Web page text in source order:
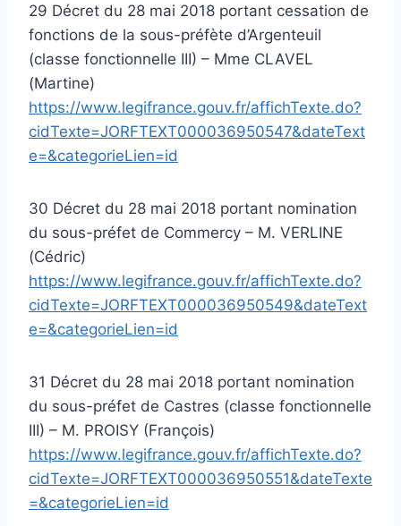
29 Décret du 28 mai 2018 portant cessation de
fonctions de la sous-préfète d’Argenteuil
(classe fonctionnelle III) – Mme CLAVEL
(Martine)
https://www.legifrance.gouv.fr/affichTexte.do?
cidTexte=JORFTEXT000036950547&dateText
e=&categorieLien=id
30 Décret du 28 mai 2018 portant nomination
du sous-préfet de Commercy – M. VERLINE
(Cédric)
https://www.legifrance.gouv.fr/affichTexte.do?
cidTexte=JORFTEXT000036950549&dateText
e=&categorieLien=id
31 Décret du 28 mai 2018 portant nomination
du sous-préfet de Castres (classe fonctionnelle
III) – M. PROISY (François)
https://www.legifrance.gouv.fr/affichTexte.do?
cidTexte=JORFTEXT000036950551&dateTexte
=&categorieLien=id